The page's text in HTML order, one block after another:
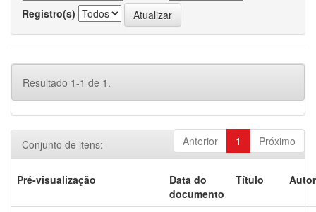
Registro(s)
Resultado 1-1 de 1.
Anterior 1 Próximo
Conjunto de itens:
Pré-visualização
Data do
documento
Título